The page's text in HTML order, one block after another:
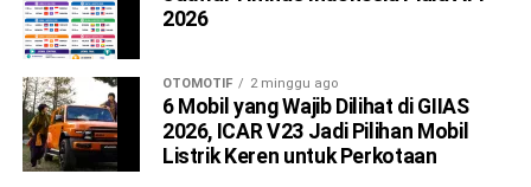
2026
OTOMOTIF 2 minggu ago
6 Mobil yang Wajib Dilihat di GIIAS
2026, ICAR V23 Jadi Pilihan Mobil
Listrik Keren untuk Perkotaan